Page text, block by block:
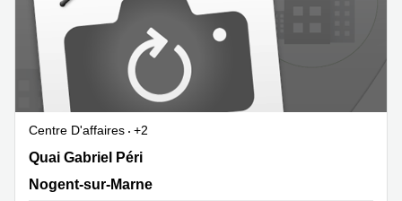
Centre D'affaires
+2
7 Quai Gabriel Péri, Nogent-sur-Marne
Quai Gabriel Péri
Nogent-sur-Marne